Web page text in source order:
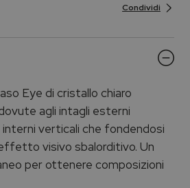
Condividi
Eye di cristallo chiaro
agli intagli esterni
interni verticali che fondendosi
visivo sbalorditivo. Un
per ottenere composizioni